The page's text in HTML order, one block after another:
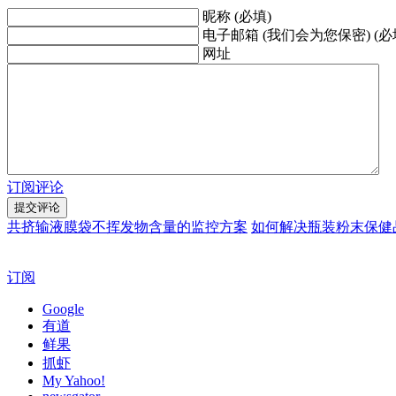
昵称 (必填)
电子邮箱 (我们会为您保密) (必
网址
订阅评论
共挤输液膜袋不挥发物含量的监控方案 如何解决瓶装粉末保健
订阅
Google
有道
鲜果
抓虾
My Yahoo!